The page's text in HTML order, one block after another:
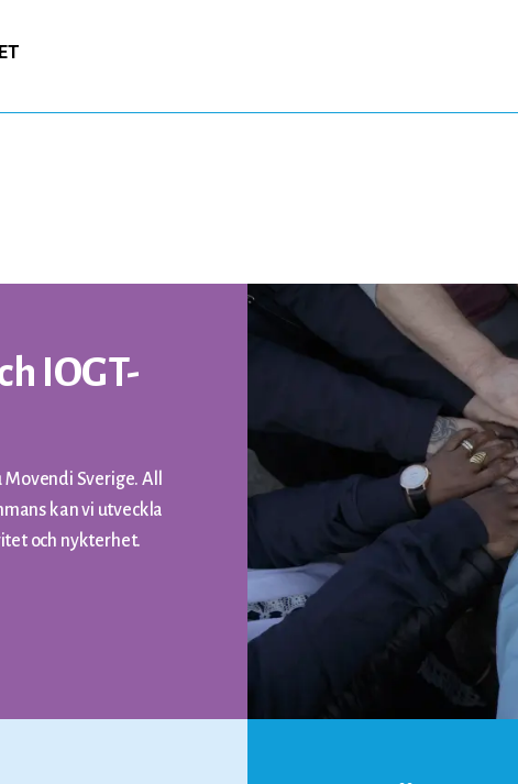
IOGT-
Sverige. All
kan vi utveckla
och nykterhet.